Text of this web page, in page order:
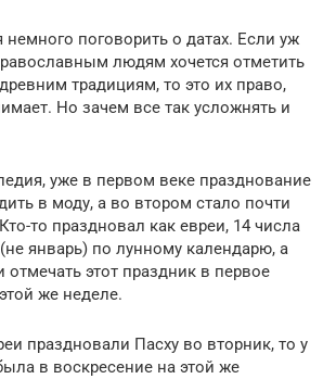
немного поговорить о датах. Если уж
людям хочется отметить
традициям, то это их право,
Но зачем все так усложнять и
уже в первом веке празднование
в моду, а во втором стало почти
то праздновал как евреи, 14 числа
январь) по лунному календарю, а
отмечать этот праздник в первое
же неделе.
праздновали Пасху во вторник, то у
в воскресение на этой же